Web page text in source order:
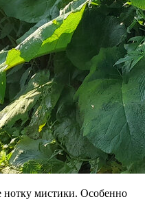
нотку мистики. Особенно